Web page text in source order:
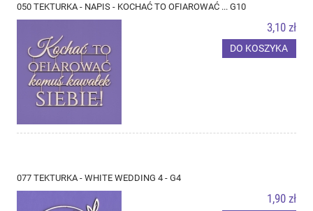
050 TEKTURKA - NAPIS - KOCHAĆ TO OFIAROWAĆ ... G10
3,10 zł
DO KOSZYKA
077 TEKTURKA - WHITE WEDDING 4 - G4
1,90 zł